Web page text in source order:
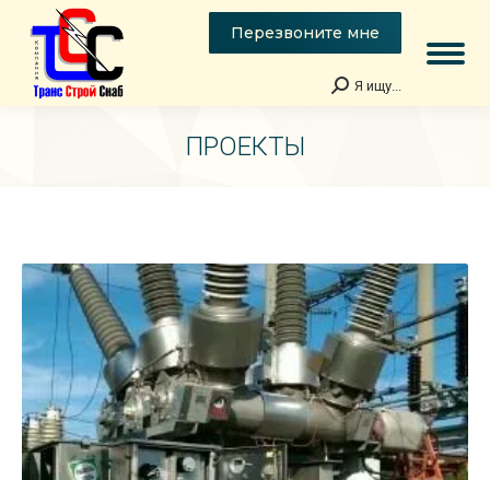
Перезвоните мне
Поиск:
Я ищу...
ПРОЕКТЫ